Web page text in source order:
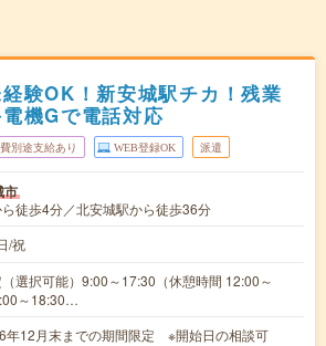
験OK！新安城駅チカ！残業
機Gで電話対応
別途支給あり WEB登録OK 派遣
市
徒歩4分／北安城駅から徒歩36分
/祝
選択可能）9:00～17:30（休憩時間 12:00～
～18:30…
年12月末までの期間限定 ※開始日の相談可